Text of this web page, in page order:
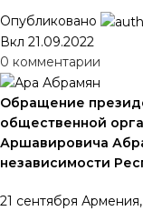
Опубликовано
Вкл 21.09.2022
0 комментарии
Обращение
общественной
Аршавировича
независимости
21 сентября